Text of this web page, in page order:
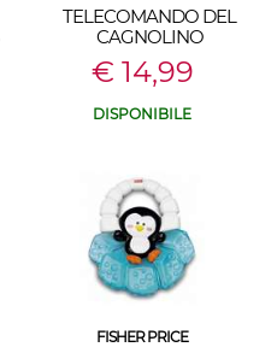
TELECOMANDO DEL
CAGNOLINO
€ 14,99
DISPONIBILE
FISHER PRICE